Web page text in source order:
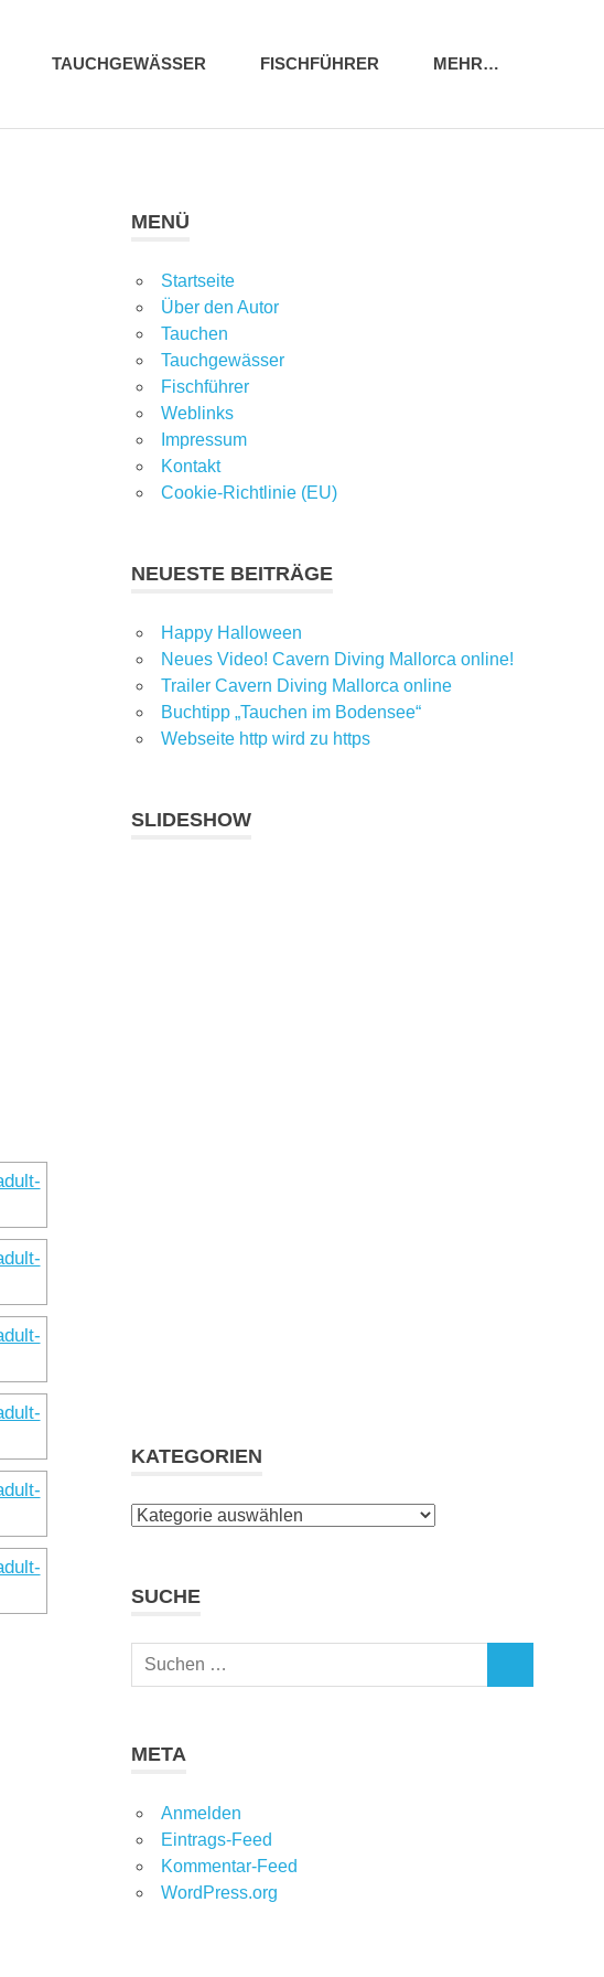
TAUCHGEWÄSSER FISCHFÜHRER MEHR…
MENÜ
Startseite
Über den Autor
Tauchen
Tauchgewässer
Fischführer
Weblinks
Impressum
Kontakt
Cookie-Richtlinie (EU)
NEUESTE BEITRÄGE
Happy Halloween
Neues Video! Cavern Diving Mallorca online!
Trailer Cavern Diving Mallorca online
Buchtipp „Tauchen im Bodensee“
Webseite http wird zu https
SLIDESHOW
KATEGORIEN
Kategorien
SUCHE
Suchen
META
Anmelden
Eintrags-Feed
Kommentar-Feed
WordPress.org